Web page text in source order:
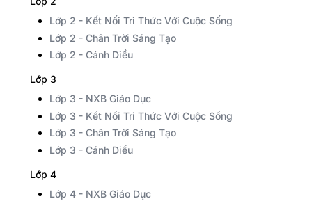
Lớp 2 - Kết Nối Tri Thức Với Cuộc Sống
Lớp 2 - Chân Trời Sáng Tạo
Lớp 2 - Cánh Diều
Lớp 3
Lớp 3 - NXB Giáo Dục
Lớp 3 - Kết Nối Tri Thức Với Cuộc Sống
Lớp 3 - Chân Trời Sáng Tạo
Lớp 3 - Cánh Diều
Lớp 4
Lớp 4 - NXB Giáo Dục